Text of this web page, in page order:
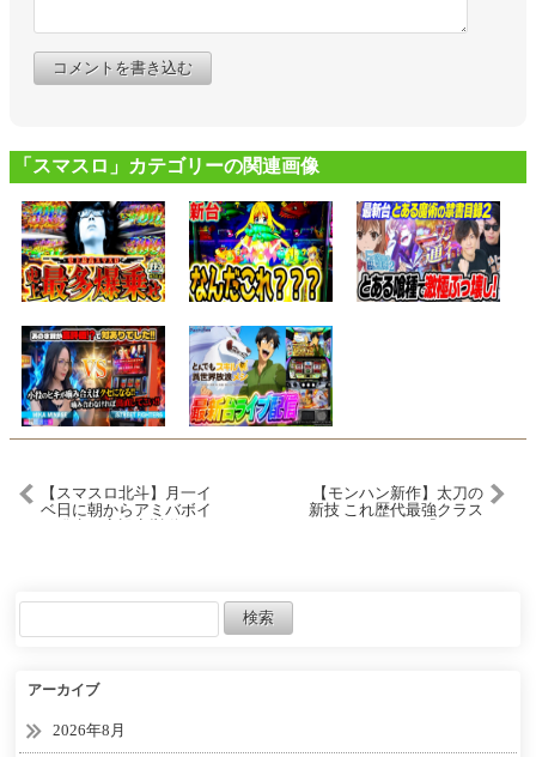
コメントを書き込む
「スマスロ」カテゴリーの関連画像
【スマスロ北斗】月一イ
ベ日に朝からアミバボイ
【モンハン新作】太刀の
新技 これ歴代最強クラス
アーカイブ
2026年8月